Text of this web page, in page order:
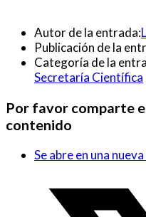
Autor de la entrada:
Publicación de la
Categoría de la
Secretaría Científica
Por favor comparte
contenido
Se abre en una